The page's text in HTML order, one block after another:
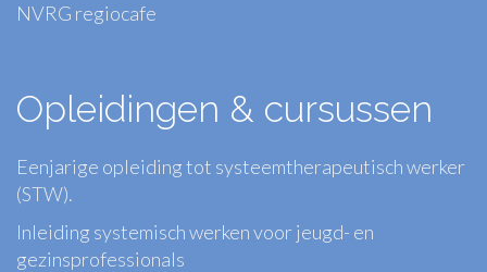
NVRG regiocafe
Opleidingen & cursussen
Eenjarige opleiding tot systeemtherapeutisch werker
(STW).
Inleiding systemisch werken voor jeugd- en
gezinsprofessionals